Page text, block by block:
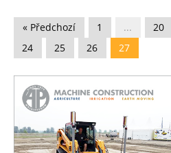
« Předchozí 1 ... 20
24
25 26 27